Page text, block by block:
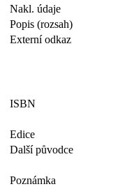
Nakl. údaje
Popis (rozsah)
Externí odkaz
ISBN
Edice
Další původce
Poznámka